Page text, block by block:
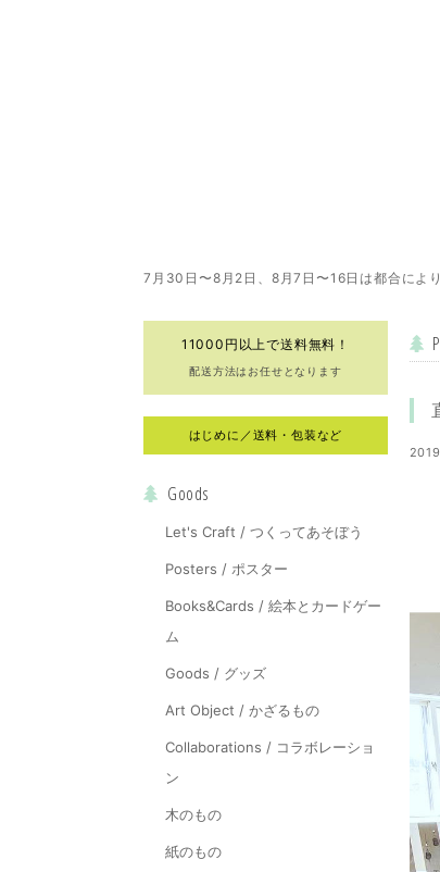
7月30日〜8月2日、8月7日〜16日は都合によ
11000円以上で送料無料！
配送方法はお任せとなります
はじめに／送料・包装など
Goods
Let's Craft / つくってあそぼう
Posters / ポスター
Books&Cards / 絵本とカードゲー
ム
Goods / グッズ
Art Object / かざるもの
Collaborations / コラボレーショ
ン
木のもの
紙のもの